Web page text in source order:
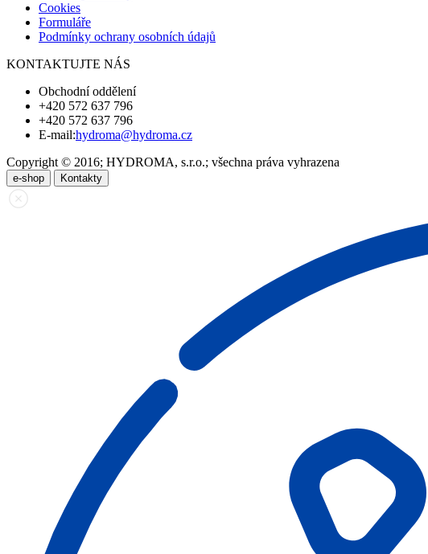
Cookies
Formuláře
Podmínky ochrany osobních údajů
KONTAKTUJTE NÁS
Obchodní oddělení
+420 572 637 796
+420 572 637 796
E-mail:hydroma@hydroma.cz
Copyright © 2016; HYDROMA, s.r.o.; všechna práva vyhrazena
e-shop Kontakty